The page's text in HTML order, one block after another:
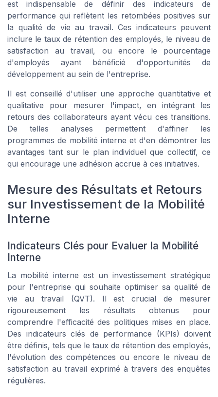
est indispensable de définir des indicateurs de
performance qui reflètent les retombées positives sur
la qualité de vie au travail. Ces indicateurs peuvent
inclure le taux de rétention des employés, le niveau de
satisfaction au travail, ou encore le pourcentage
d'employés ayant bénéficié d'opportunités de
développement au sein de l'entreprise.
Il est conseillé d'utiliser une approche quantitative et
qualitative pour mesurer l'impact, en intégrant les
retours des collaborateurs ayant vécu ces transitions.
De telles analyses permettent d'affiner les
programmes de mobilité interne et d'en démontrer les
avantages tant sur le plan individuel que collectif, ce
qui encourage une adhésion accrue à ces initiatives.
Mesure des Résultats et Retours
sur Investissement de la Mobilité
Interne
Indicateurs Clés pour Evaluer la Mobilité
Interne
La mobilité interne est un investissement stratégique
pour l'entreprise qui souhaite optimiser sa qualité de
vie au travail (QVT). Il est crucial de mesurer
rigoureusement les résultats obtenus pour
comprendre l'efficacité des politiques mises en place.
Des indicateurs clés de performance (KPIs) doivent
être définis, tels que le taux de rétention des employés,
l'évolution des compétences ou encore le niveau de
satisfaction au travail exprimé à travers des enquêtes
régulières.